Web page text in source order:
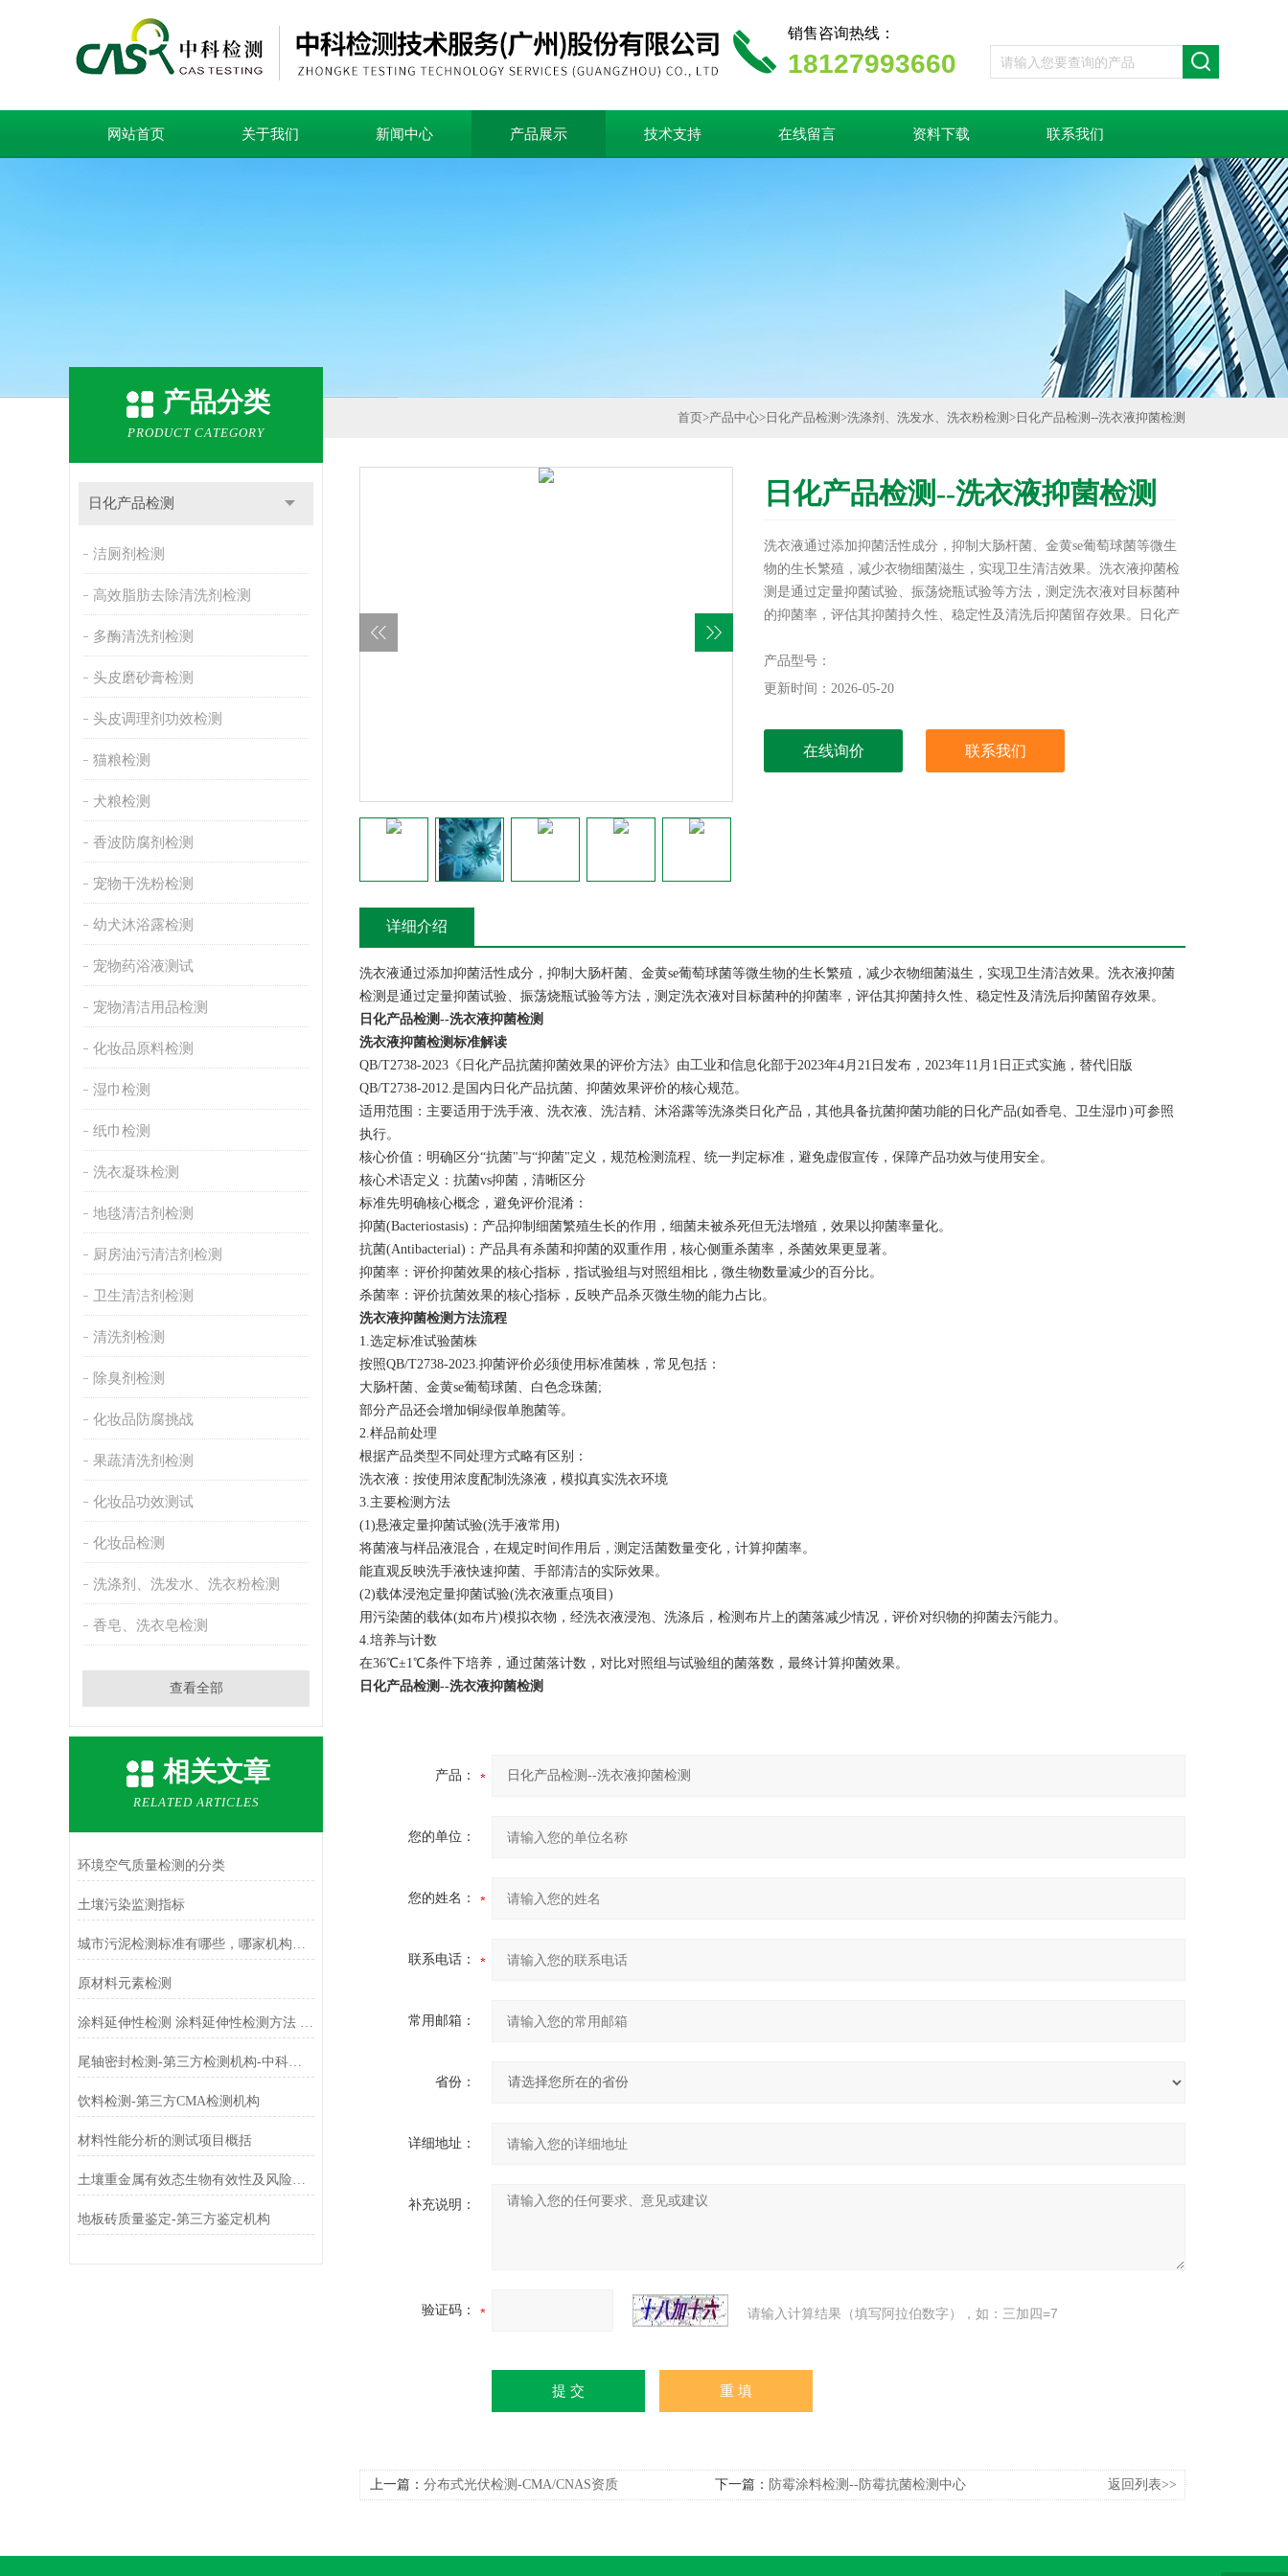
销售咨询热线：
18127993660
网站首页 关于我们 新闻中心 产品展示 技术支持 在线留言 资料下载 联系我们
产品分类
PRODUCT CATEGORY
日化产品检测
洁厕剂检测
高效脂肪去除清洗剂检测
多酶清洗剂检测
头皮磨砂膏检测
头皮调理剂功效检测
猫粮检测
犬粮检测
香波防腐剂检测
宠物干洗粉检测
幼犬沐浴露检测
宠物药浴液测试
宠物清洁用品检测
化妆品原料检测
湿巾检测
纸巾检测
洗衣凝珠检测
地毯清洁剂检测
厨房油污清洁剂检测
卫生清洁剂检测
清洗剂检测
除臭剂检测
化妆品防腐挑战
果蔬清洗剂检测
化妆品功效测试
化妆品检测
洗涤剂、洗发水、洗衣粉检测
香皂、洗衣皂检测
查看全部
相关文章
RELATED ARTICLES
环境空气质量检测的分类
土壤污染监测指标
城市污泥检测标准有哪些，哪家机构可以做污泥检测
原材料元素检测
涂料延伸性检测 涂料延伸性检测方法 涂料延伸性检测标准
尾轴密封检测-第三方检测机构-中科检测
饮料检测-第三方CMA检测机构
材料性能分析的测试项目概括
土壤重金属有效态生物有效性及风险评估研究：基于DTPA提取的耕地安全
地板砖质量鉴定-第三方鉴定机构
首页>产品中心> 日化产品检测 >洗涤剂、洗发水、洗衣粉检测 > 日化产品检测--洗衣液抑菌检测
日化产品检测--洗衣液抑菌检测
​洗衣液通过添加抑菌活性成分，抑制大肠杆菌、金黄se葡萄球菌等微生
物的生长繁殖，减少衣物细菌滋生，实现卫生清洁效果。洗衣液抑菌检
测是通过定量抑菌试验、振荡烧瓶试验等方法，测定洗衣液对目标菌种
的抑菌率，评估其抑菌持久性、稳定性及清洗后抑菌留存效果。日化产
产品型号：
更新时间：2026-05-20
在线询价 联系我们
详细介绍
洗衣液通过添加抑菌活性成分，抑制大肠杆菌、金黄se葡萄球菌等微生物的生长繁殖，减少衣物细菌滋生，实现卫生清洁效果。洗衣液抑菌
检测是通过定量抑菌试验、振荡烧瓶试验等方法，测定洗衣液对目标菌种的抑菌率，评估其抑菌持久性、稳定性及清洗后抑菌留存效果。
日化产品检测--洗衣液抑菌检测
洗衣液抑菌检测标准解读
QB/T2738-2023《日化产品抗菌抑菌效果的评价方法》由工业和信息化部于2023年4月21日发布，2023年11月1日正式实施，替代旧版
QB/T2738-2012.是国内日化产品抗菌、抑菌效果评价的核心规范。
适用范围：主要适用于洗手液、洗衣液、洗洁精、沐浴露等洗涤类日化产品，其他具备抗菌抑菌功能的日化产品(如香皂、卫生湿巾)可参照
执行。
核心价值：明确区分“抗菌"与“抑菌"定义，规范检测流程、统一判定标准，避免虚假宣传，保障产品功效与使用安全。
核心术语定义：抗菌vs抑菌，清晰区分
标准先明确核心概念，避免评价混淆：
抑菌(Bacteriostasis)：产品抑制细菌繁殖生长的作用，细菌未被杀死但无法增殖，效果以抑菌率量化。
抗菌(Antibacterial)：产品具有杀菌和抑菌的双重作用，核心侧重杀菌率，杀菌效果更显著。
抑菌率：评价抑菌效果的核心指标，指试验组与对照组相比，微生物数量减少的百分比。
杀菌率：评价抗菌效果的核心指标，反映产品杀灭微生物的能力占比。
洗衣液抑菌检测方法流程
1.选定标准试验菌株
按照QB/T2738-2023.抑菌评价必须使用标准菌株，常见包括：
大肠杆菌、金黄se葡萄球菌、白色念珠菌;
部分产品还会增加铜绿假单胞菌等。
2.样品前处理
根据产品类型不同处理方式略有区别：
洗衣液：按使用浓度配制洗涤液，模拟真实洗衣环境
3.主要检测方法
(1)悬液定量抑菌试验(洗手液常用)
将菌液与样品液混合，在规定时间作用后，测定活菌数量变化，计算抑菌率。
能直观反映洗手液快速抑菌、手部清洁的实际效果。
(2)载体浸泡定量抑菌试验(洗衣液重点项目)
用污染菌的载体(如布片)模拟衣物，经洗衣液浸泡、洗涤后，检测布片上的菌落减少情况，评价对织物的抑菌去污能力。
4.培养与计数
在36℃±1℃条件下培养，通过菌落计数，对比对照组与试验组的菌落数，最终计算抑菌效果。
日化产品检测--洗衣液抑菌检测
产品：
您的单位：
您的姓名：
联系电话：
常用邮箱：
省份：
详细地址：
补充说明：
验证码： 请输入计算结果（填写阿拉伯数字），如：三加四=7
上一篇： 分布式光伏检测-CMA/CNAS资质 下一篇： 防霉涂料检测--防霉抗菌检测中心 返回列表>>